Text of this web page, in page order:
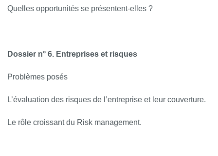
Quelles opportunités se présentent-elles ?
Dossier n° 6. Entreprises et risques
Problèmes posés
L’évaluation des risques de l’entreprise et leur couverture.
Le rôle croissant du Risk management.